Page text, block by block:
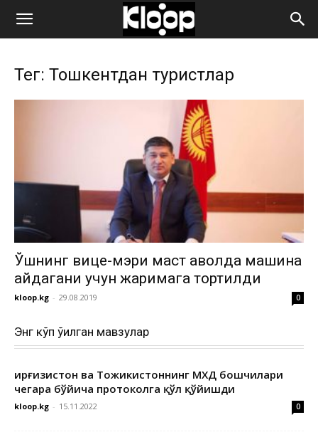
ҚИРҒИЗИСТОН
ЯНГИЛИКЛАРИ
Тег: Тошкентдан туристлар
Ўшнинг вице-мэри маст аҳволда машина
ҳайдагани учун жаримага тортилди
kloop.kg - 29.08.2019 0
Энг кўп ўқилган мавзулар
Қирғизистон ва Тожикистоннинг МХДҚ бошчилари
чегара бўйича протоколга қўл қўйишди
kloop.kg - 15.11.2022 0